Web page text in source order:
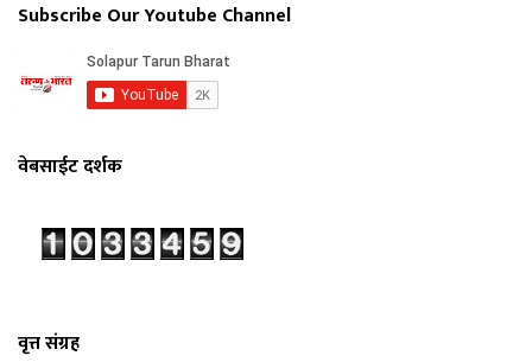
Subscribe Our Youtube Channel
वेबसाईट दर्शक
वृत्त संग्रह